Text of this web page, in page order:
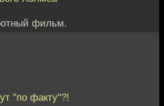
фильм.
"по факту"?!